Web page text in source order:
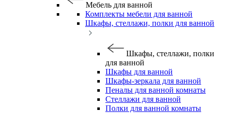
Мебель для ванной
Комплекты мебели для ванной
Шкафы, стеллажи, полки для ванной
Шкафы, стеллажи, полки
для ванной
Шкафы для ванной
Шкафы-зеркала для ванной
Пеналы для ванной комнаты
Стеллажи для ванной
Полки для ванной комнаты